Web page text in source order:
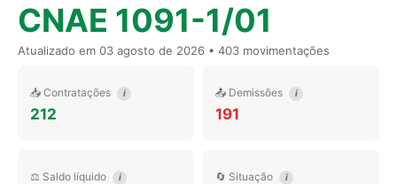
CNAE 1091-1/01
Atualizado em 03 agosto de 2026 • 403 movimentações
📥 Contratações i
212
📤 Demissões i
191
⚖️ Saldo líquido i 🔄 Situação i